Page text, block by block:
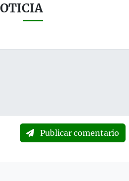
Publicar comentario